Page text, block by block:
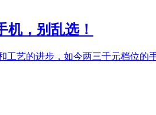
机，别乱选！
艺的进步，如今两三千元档位